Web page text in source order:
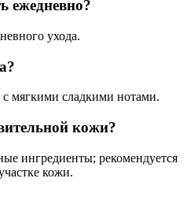
ежедневно?
ухода.
мягкими сладкими нотами.
кожи?
ингредиенты; рекомендуется
кожи.